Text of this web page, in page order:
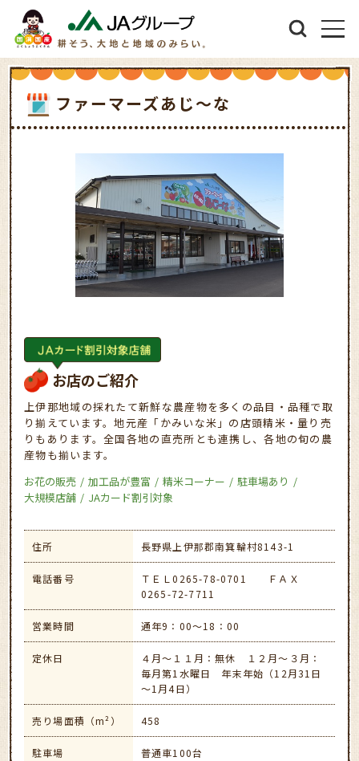
ファーマーズあじ～な
お店のご紹介
上伊那地域の採れたて新鮮な農産物を多くの品目・品種で取
り揃えています。地元産「かみいな米」の店頭精米・量り売
りもあります。全国各地の直売所とも連携し、各地の旬の農
産物も揃います。
お花の販売
加工品が豊富 精米コーナー
駐車場あり
大規模店舗
JAカード割引対象
住所 長野県上伊那郡南箕輪村8143-1
電話番号
ＴＥＬ0265-78-0701 ＦＡＸ
0265-72-7711
営業時間 通年9：00～18：00
定休日
４月～１１月：無休 １２月～３月：
毎月第1水曜日 年末年始（12月31日
～1月4日）
売り場面積（m²） 458
駐車場 普通車100台